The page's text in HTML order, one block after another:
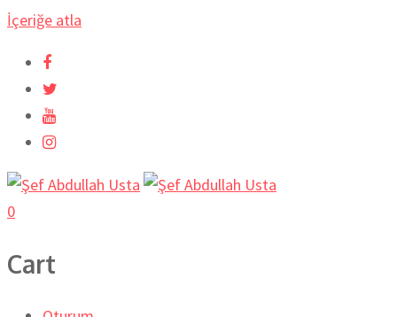
İçeriğe atla
0
Cart